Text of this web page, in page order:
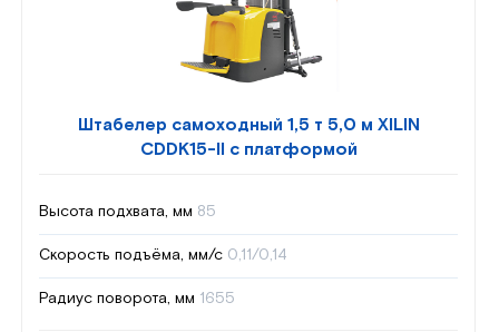
Штабелер самоходный 1,5 т 5,0 м XILIN
CDDK15-II с платформой
Высота подхвата, мм 85
Скорость подъёма, мм/с 0,11/0,14
Радиус поворота, мм 1655